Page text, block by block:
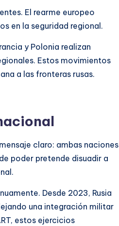
El rearme europeo
en la seguridad regional.
y Polonia realizan
Estos movimientos
a las fronteras rusas.
claro: ambas naciones
poder pretende disuadir a
Desde 2023, Rusia
una integración militar
estos ejercicios